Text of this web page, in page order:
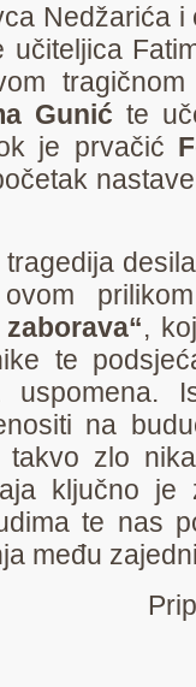
Nedžarića i
Gunić te
je prvačić
,
te
uspomena.
na
zlo
ključno
te nas
među